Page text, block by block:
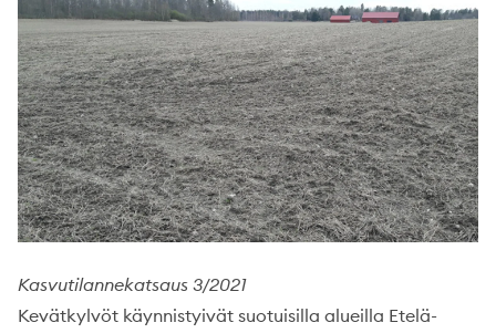
Kasvutilannekatsaus 3/2021
Kevätkylvöt käynnistyivät suotuisilla alueilla Etelä-